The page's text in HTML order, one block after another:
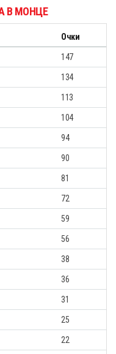
В МОНЦЕ
Очки
147
134
113
104
94
90
81
72
59
56
38
36
31
25
22